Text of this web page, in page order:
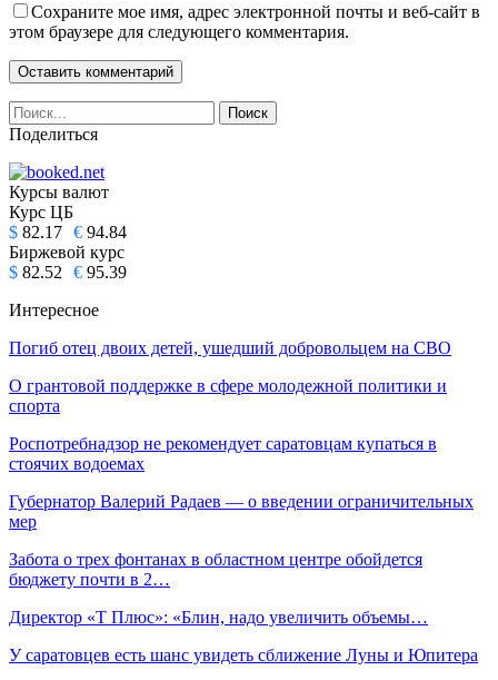
Сохраните мое имя, адрес электронной почты и веб-сайт в
этом браузере для следующего комментария.
Поделиться
Курсы валют
Курс ЦБ
$ 82.17 € 94.84
Биржевой курс
$ 82.52 € 95.39
Интересное
Погиб отец двоих детей, ушедший добровольцем на СВО
О грантовой поддержке в сфере молодежной политики и
спорта
Роспотребнадзор не рекомендует саратовцам купаться в
стоячих водоемах
Губернатор Валерий Радаев — о введении ограничительных
мер
Забота о трех фонтанах в областном центре обойдется
бюджету почти в 2…
Директор «Т Плюс»: «Блин, надо увеличить объемы…
У саратовцев есть шанс увидеть сближение Луны и Юпитера